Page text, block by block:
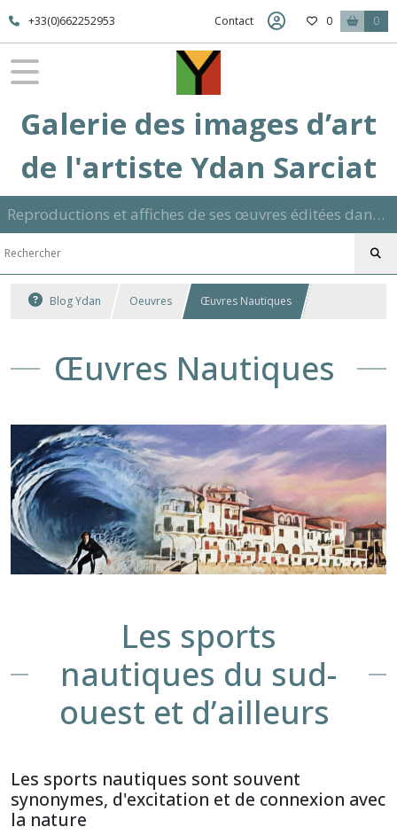
+33(0)662252953 Contact 0 0
Galerie des images d’art
de l'artiste Ydan Sarciat
Reproductions et affiches de ses œuvres éditées dans son atelier sur papier ou toile dans différents formats et signées manuscrite
Blog Ydan Oeuvres Œuvres Nautiques
Œuvres Nautiques
Les sports
nautiques du sud-
ouest et d’ailleurs
Les sports nautiques sont souvent
synonymes, d'excitation et de connexion avec
la nature